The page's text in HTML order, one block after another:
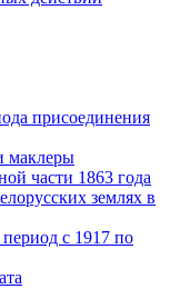
присоединения
маклеры
части 1863 года
землях в
с 1917 по